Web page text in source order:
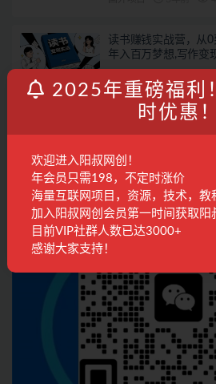
读书赚钱实战营，从
年入百万梦想,写作变
2025年重磅福利
时优惠！
欢迎进入阳叔网创！
年会员只需198，不定时涨价
海量互联网项目，资源，技术，教
加入阳叔网创会员第一时间获取阳
目前VIP社群人数已达3000+
感谢大家支持！